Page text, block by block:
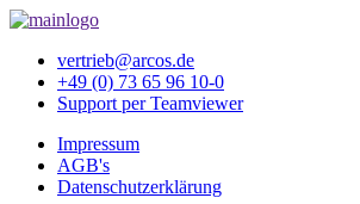
vertrieb@arcos.de
+49 (0) 73 65 96 10-0
Support per Teamviewer
Impressum
AGB's
Datenschutzerklärung